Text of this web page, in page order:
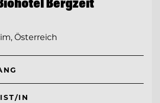
Österreich
IN